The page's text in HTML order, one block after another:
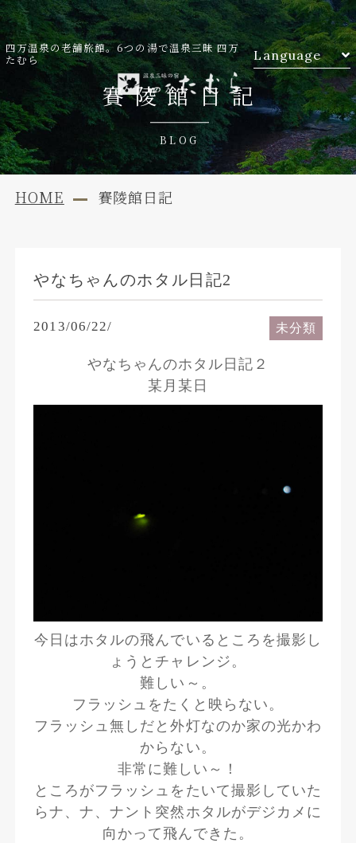
四万温泉の老舗旅館。6つの湯で温泉三昧 四万
たむら
Language
賽陵館日記
BLOG
HOME 賽陵館日記
やなちゃんのホタル日記2
2013/06/22/ 未分類
やなちゃんのホタル日記２
某月某日
今日はホタルの飛んでいるところを撮影し
ょうとチャレンジ。
難しい～。
フラッシュをたくと映らない。
フラッシュ無しだと外灯なのか家の光かわ
からない。
非常に難しい～！
ところがフラッシュをたいて撮影していた
らナ、ナ、ナント突然ホタルがデジカメに
向かって飛んできた。